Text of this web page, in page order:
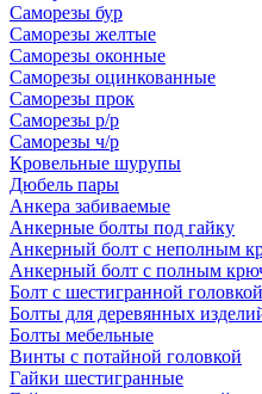
Саморезы бур
Саморезы желтые
Саморезы оконные
Саморезы оцинкованные
Саморезы прок
Саморезы р/р
Саморезы ч/р
Кровельные шурупы
Дюбель пары
Анкера забиваемые
Анкерные болты под гайку
Анкерный болт с неполным
Анкерный болт с полным
Болт с шестигранной головкой
Болты для деревянных
Болты мебельные
Винты с потайной головкой
Гайки шестигранные